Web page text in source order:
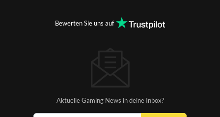
Bewerten Sie uns auf
Aktuelle Gaming News in deine Inbox?